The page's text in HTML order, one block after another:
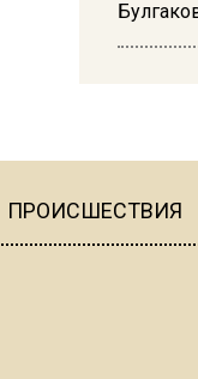
16:19
ПРОИСШЕСТВИЯ